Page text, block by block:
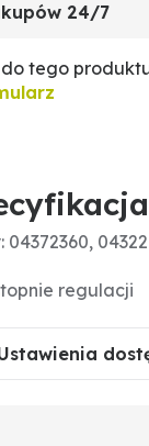
24/7
tego
regulacji